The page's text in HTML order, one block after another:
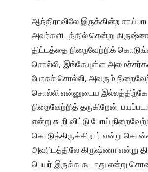
ஆந்திராவிலே இருக்கின்ற
அவர்களிடத்தில் சென்று
திட்டத்தை நிறைவேற்றிக்
சொல்லி, இங்கேயுள்ள
போகச் சொல்லி, அவரும்
சொல்லி என்னுடைய இல்லத்திற்கே
நிறைவேற்றித் தருகிறேன்,
என்று கூறி விட்டு போய்
கொடுத்திருக்கிறார் என்று
அவரிடத்திலே கிருஷ்ணா என்று
பெயர் இருக்க கூடாது என்று